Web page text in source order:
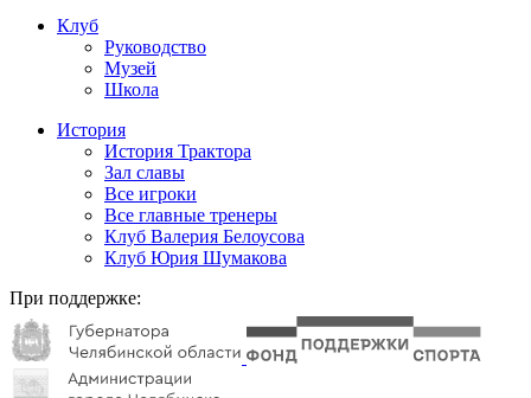
Клуб
Руководство
Музей
Школа
История
История Трактора
Зал славы
Все игроки
Все главные тренеры
Клуб Валерия Белоусова
Клуб Юрия Шумакова
При поддержке: